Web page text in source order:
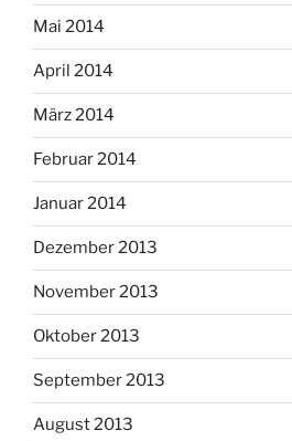
Mai 2014
April 2014
März 2014
Februar 2014
Januar 2014
Dezember 2013
November 2013
Oktober 2013
September 2013
August 2013